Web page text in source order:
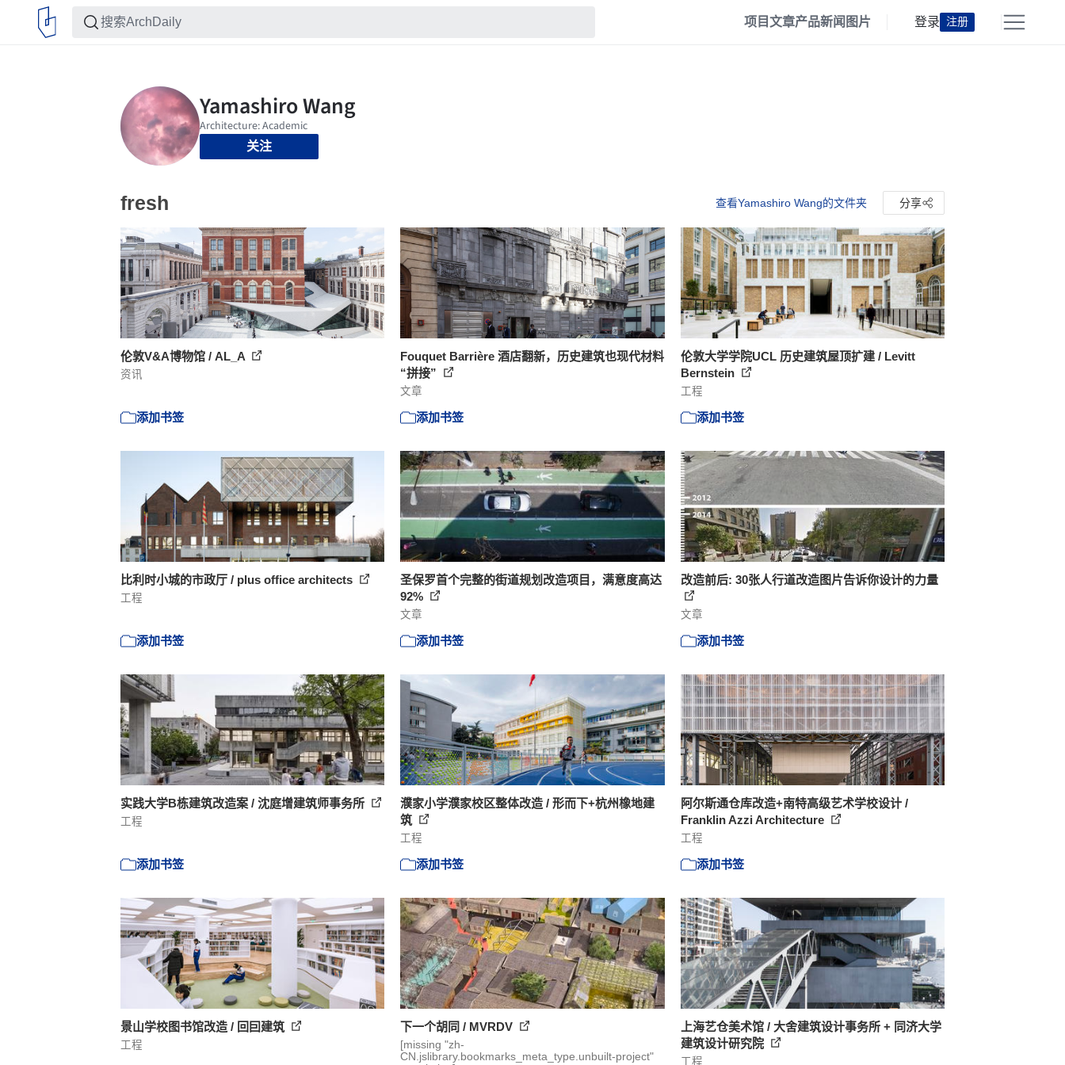
项目文章产品新闻 图片 登录 注册
关注
fresh 查看Yamashiro Wang的文件夹 分享
伦敦V&A博物馆 / AL_A
资讯
添加书签
Fouquet Barrière 酒店翻新，历史建筑也现代材料
“拼接”
文章
添加书签
伦敦大学学院UCL 历史建筑屋顶扩建 / Levitt
Bernstein
工程
添加书签
比利时小城的市政厅 / plus office architects
工程
添加书签
圣保罗首个完整的街道规划改造项目，满意度高达
92%
文章
添加书签
改造前后: 30张人行道改造图片告诉你设计的力量
文章
添加书签
实践大学B栋建筑改造案 / 沈庭增建筑师事务所
工程
添加书签
濮家小学濮家校区整体改造 / 形而下+杭州橡地建
筑
工程
添加书签
阿尔斯通仓库改造+南特高级艺术学校设计 /
Franklin Azzi Architecture
工程
添加书签
景山学校图书馆改造 / 回囙建筑
工程
下一个胡同 / MVRDV
[missing "zh-
CN.jslibrary.bookmarks_meta_type.unbuilt-project"
上海艺仓美术馆 / 大舍建筑设计事务所 + 同济大学
建筑设计研究院
工程